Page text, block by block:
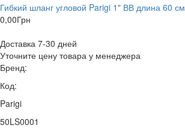
Гибкий шланг угловой Parigi 1" ВВ длина 60 см
0,00Грн
Доставка 7-30 дней
Уточните цену товара у менеджера
Бренд:
Код:
Parigi
50LS0001